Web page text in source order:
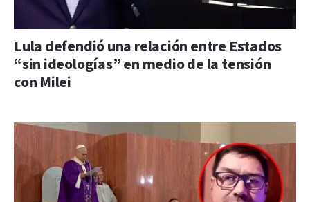
Lula defendió una relación entre Estados
“sin ideologías” en medio de la tensión
con Milei